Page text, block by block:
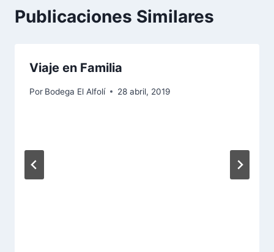
Publicaciones Similares
Viaje en Familia
Por Bodega El Alfolí 28 abril, 2019